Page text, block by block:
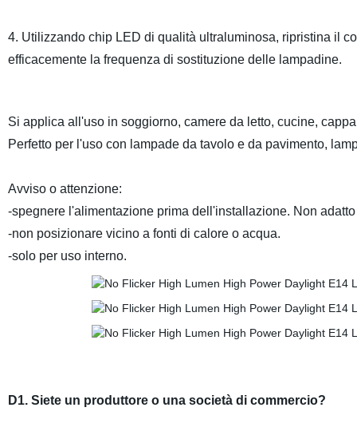
4. Utilizzando chip LED di qualità ultraluminosa, ripristina il
efficacemente la frequenza di sostituzione delle lampadine.
Si applica all'uso in soggiorno, camere da letto, cucine,
Perfetto per l'uso con lampade da tavolo e da pavimento,
Avviso o attenzione:
-spegnere l'alimentazione prima dell'installazione. Non
-non posizionare vicino a fonti di calore o acqua.
-solo per uso interno.
D1. Siete un produttore o una società di commercio?